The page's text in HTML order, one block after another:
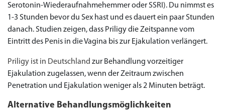
Serotonin-Wiederaufnahmehemmer oder SSRI). Du nimmst es
1-3 Stunden bevor du Sex hast und es dauert ein paar Stunden
danach. Studien zeigen, dass Priligy die Zeitspanne vom
Eintritt des Penis in die Vagina bis zur Ejakulation verlängert.
Priligy ist in Deutschland zur Behandlung vorzeitiger
Ejakulation zugelassen, wenn der Zeitraum zwischen
Penetration und Ejakulation weniger als 2 Minuten beträgt.
Alternative Behandlungsmöglichkeiten